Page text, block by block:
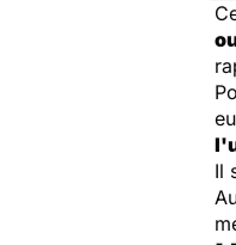
Il